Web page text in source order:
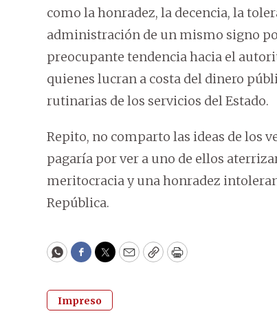
como la honradez, la decencia, la
administración de un mismo signo
preocupante tendencia hacia el
quienes lucran a costa del dinero
rutinarias de los servicios del Estado.
Repito, no comparto las ideas de los
pagaría por ver a uno de ellos
meritocracia y una honradez
República.
WhatsApp
Facebook
Twitter
EmailCopyPrint
Impreso